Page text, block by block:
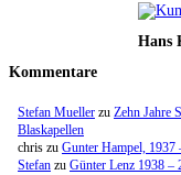
Hans
Kommentare
Stefan Mueller zu Zehn Jahre
Blaskapellen
chris zu Gunter Hampel, 1937
Stefan zu Günter Lenz 1938 –